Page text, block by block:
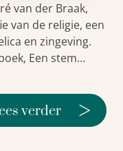
van der Braak,
van de religie, een
en zingeving.
Een stem…
verder >